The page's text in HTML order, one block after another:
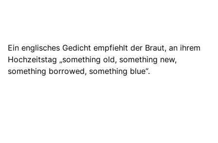
Ein englisches Gedicht empfiehlt der Braut, an ihrem
Hochzeitstag „something old, something new,
something borrowed, something blue“.